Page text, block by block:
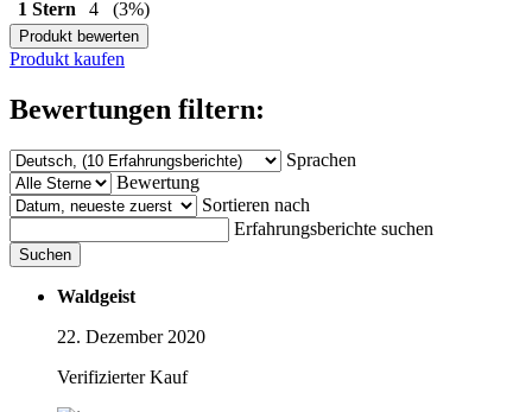
1 Stern
4 (3%)
Produkt bewerten
Produkt kaufen
Bewertungen filtern:
Sprachen
Bewertung
Sortieren nach
Erfahrungsberichte suchen
Suchen
Waldgeist
22. Dezember 2020
Verifizierter Kauf